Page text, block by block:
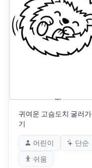
귀여운 고슴도치 굴러가
기
어린이
단순
쉬움